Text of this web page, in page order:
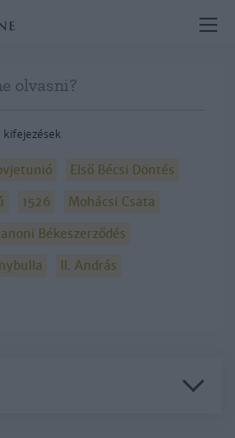
Első Bécsi Döntés
1526
Mohácsi Csata
Békeszerződés
II. András